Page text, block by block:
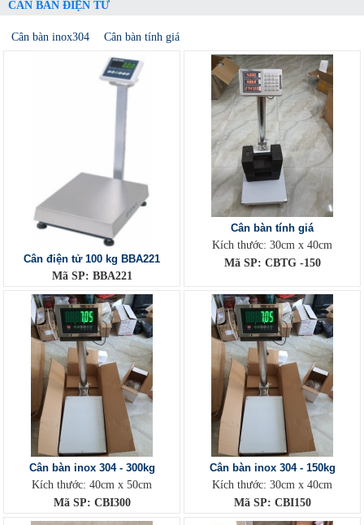
CÂN BÀN ĐIỆN TỬ
Cân bàn inox304 Cân bàn tính giá
Cân điện tử 100 kg BBA221
Mã SP: BBA221
Cân bàn tính giá
Kích thước: 30cm x 40cm
Mã SP: CBTG -150
Cân bàn inox 304 - 300kg
Kích thước: 40cm x 50cm
Mã SP: CBI300
Cân bàn inox 304 - 150kg
Kích thước: 30cm x 40cm
Mã SP: CBI150